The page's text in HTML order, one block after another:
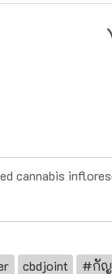
cannabis
cbdjoint #กัญ